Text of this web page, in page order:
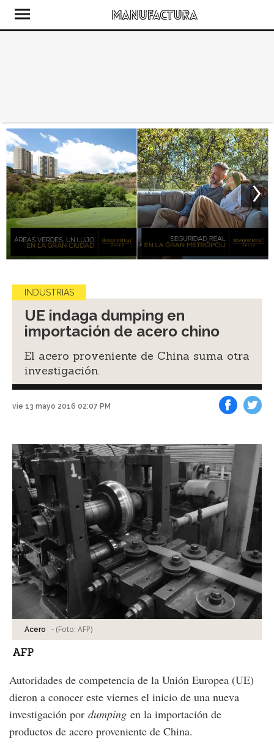
INDUSTRIAS
UE indaga dumping en
importación de acero chino
El acero proveniente de China suma otra
investigación.
vie 13 mayo 2016 02:07 PM
Acero - (Foto: AFP)
AFP
Autoridades de competencia de la Unión Europea (UE)
dieron a conocer este viernes el inicio de una nueva
investigación por dumping en la importación de
productos de acero proveniente de China.